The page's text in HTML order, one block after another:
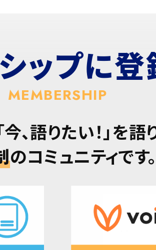
ップに登
MEMBERSHIP
、語りたい！」を語
のコミュニティです。